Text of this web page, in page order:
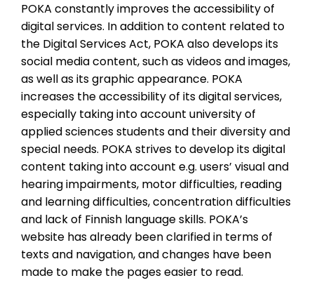
POKA constantly improves the accessibility of
digital services. In addition to content related to
the Digital Services Act, POKA also develops its
social media content, such as videos and images,
as well as its graphic appearance. POKA
increases the accessibility of its digital services,
especially taking into account university of
applied sciences students and their diversity and
special needs. POKA strives to develop its digital
content taking into account e.g. users’ visual and
hearing impairments, motor difficulties, reading
and learning difficulties, concentration difficulties
and lack of Finnish language skills. POKA’s
website has already been clarified in terms of
texts and navigation, and changes have been
made to make the pages easier to read.